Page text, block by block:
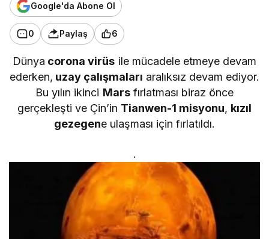
Google'da Abone Ol
0 Paylaş 6
Dünya corona virüs ile mücadele etmeye devam
ederken, uzay çalışmaları aralıksız devam ediyor.
Bu yılın ikinci Marsfırlatması biraz önce
gerçekleşti ve Çin’in Tianwen-1 misyonu, kızıl
gezegene ulaşması için fırlatıldı.
.